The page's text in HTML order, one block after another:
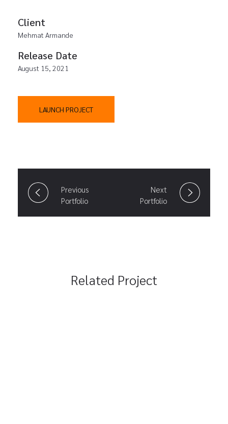
Client
Mehmat Armande
Release Date
August 15, 2021
LAUNCH PROJECT
Previous
Portfolio
Next
Portfolio
Related Project